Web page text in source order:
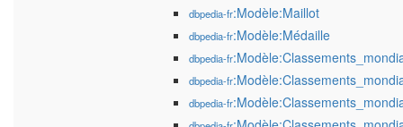
dbpedia-fr:Modèle:Maillot
dbpedia-fr:Modèle:Médaille
dbpedia-fr
dbpedia-fr
dbpedia-fr